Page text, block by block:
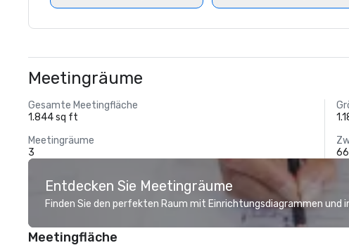
Meetingräume
Gesamte Meetingfläche
1.844 sq ft
Meetingräume
3
Entdecken Sie Meetingräume
Finden Sie den perfekten Raum mit Einrichtungsdiagrammen und
Meetingfläche